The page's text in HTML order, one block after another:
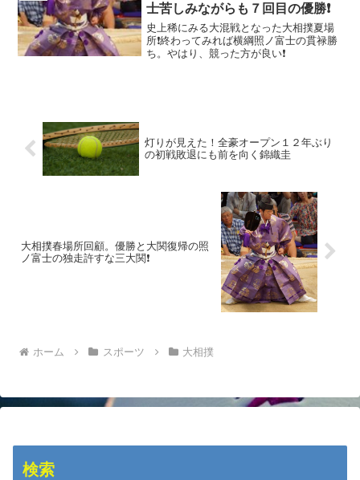
士苦しみながらも７回目の優勝❗
史上稀にみる大混戦となった大相撲夏場
所❗終わってみれば横綱照ノ富士の貫禄勝
ち。やはり、競った方が良い❗
灯りが見えた！全豪オープン１２年ぶり
の初戦敗退にも前を向く錦織圭
大相撲春場所回顧。優勝と大関復帰の照
ノ富士の独走許すな三大関❗
ホーム スポーツ 大相撲
検索